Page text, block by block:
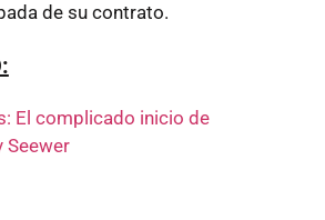
de su contrato.
El complicado inicio de
Seewer